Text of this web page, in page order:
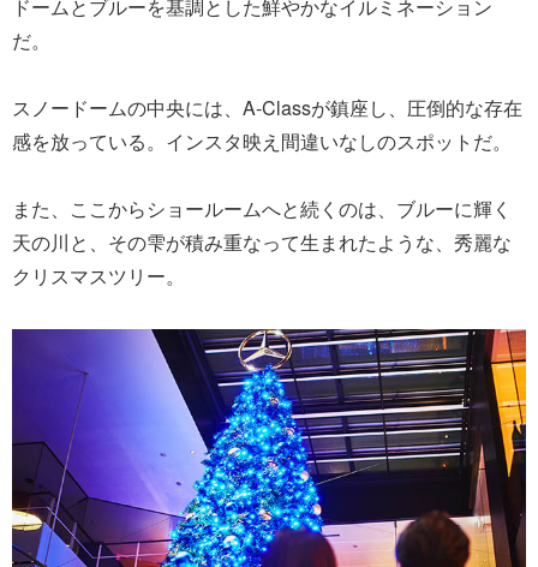
ドームとブルーを基調とした鮮やかなイルミネーション
だ。
スノードームの中央には、A-Classが鎮座し、圧倒的な存在
感を放っている。インスタ映え間違いなしのスポットだ。
また、ここからショールームへと続くのは、ブルーに輝く
天の川と、その雫が積み重なって生まれたような、秀麗な
クリスマスツリー。